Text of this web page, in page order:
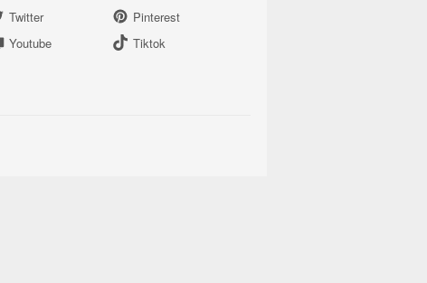
Twitter
Pinterest
Youtube Tiktok